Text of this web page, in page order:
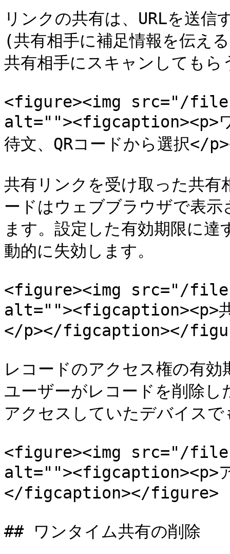
リンクの共有は、URLを送
(共有相手に補足情報を伝え
共有相手にスキャンしても
<figure><img src="/files/
alt=""><figcaption><p>ワ
待文、QRコードから選
共有リンクを受け取った共
ードはウェブブラウザで表
ます。設定した有効期限に
動的に失効します。
<figure><img src="/files/
alt=""><figcaption><p>共
</p></figcaption></
レコードのアクセス権の有
ユーザーがレコードを削除
アクセスしていたデバイス
<figure><img src="/files/
alt=""><figcaption><p>ア
</figcaption></figure>
## ワンタイム共有の削除